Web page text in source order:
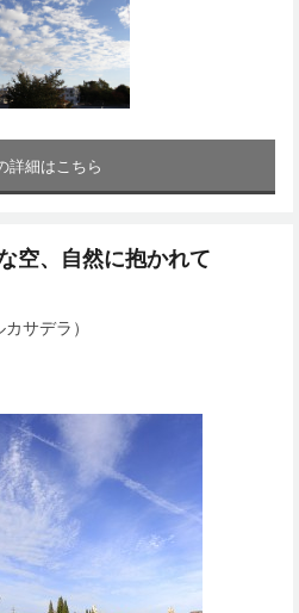
詳細はこちら
空、自然に抱かれて
サデラ）